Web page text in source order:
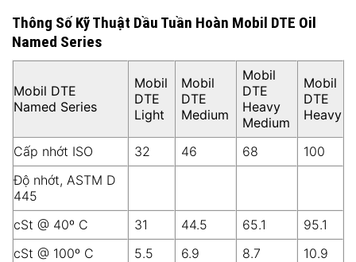
Thông Số Kỹ Thuật Dầu Tuần Hoàn Mobil DTE Oil
Named Series
Mobil DTE
Named Series
Mobil
DTE
Light
Mobil
DTE
Medium
Mobil
DTE
Heavy
Medium
Mobil
DTE
Heavy
Cấp nhớt ISO 32 46 68
100
Độ nhớt, ASTM D
445
cSt @ 40º C
31 44.5 65.1
95.1
cSt @ 100º C
5.5 6.9 8.7
10.9